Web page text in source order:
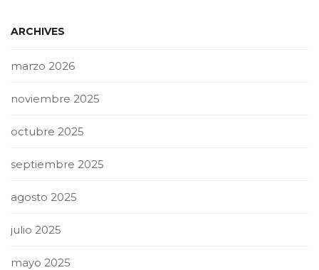
ARCHIVES
marzo 2026
noviembre 2025
octubre 2025
septiembre 2025
agosto 2025
julio 2025
mayo 2025